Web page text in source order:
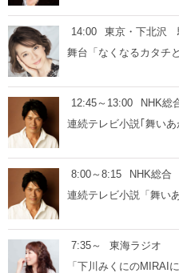
14:00
東京・下北沢
舞台「なくなるカタチ
12:45～13:00
NHK総
連続テレビ小説｢舞いあ
8:00～8:15
NHK総合
連続テレビ小説「舞い
7:35～
東海ラジオ
「下川みくにのMIRAI